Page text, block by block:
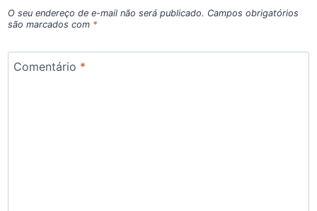
O seu endereço de e-mail não será publicado. Campos obrigatórios
são marcados com *
Comentário *